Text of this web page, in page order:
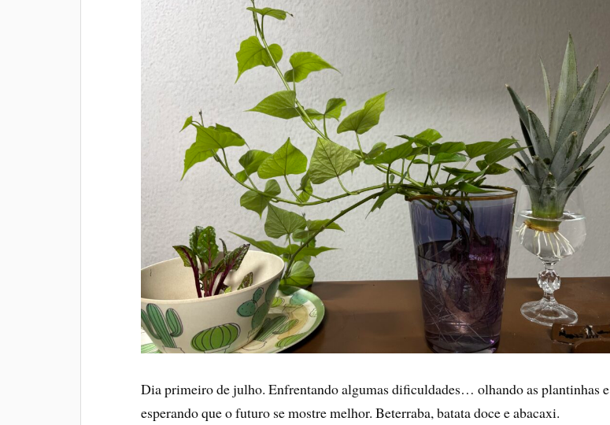
Dia primeiro de julho. Enfrentando algumas dificuldades… olhando as plantinhas e
esperando que o futuro se mostre melhor. Beterraba, batata doce e abacaxi.